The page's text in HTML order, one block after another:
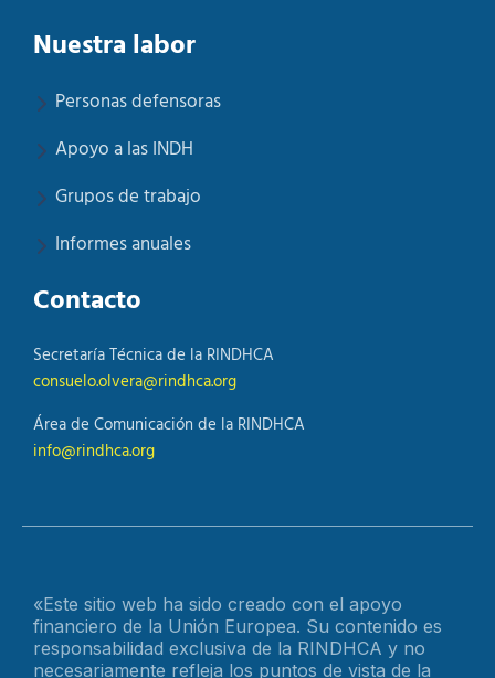
Nuestra labor
Personas defensoras
Apoyo a las INDH
Grupos de trabajo
Informes anuales
Contacto
Secretaría Técnica de la RINDHCA
consuelo.olvera@rindhca.org
Área de Comunicación de la RINDHCA
info@rindhca.org
«Este sitio web ha sido creado con el apoyo
financiero de la Unión Europea. Su contenido es
responsabilidad exclusiva de la RINDHCA y no
necesariamente refleja los puntos de vista de la